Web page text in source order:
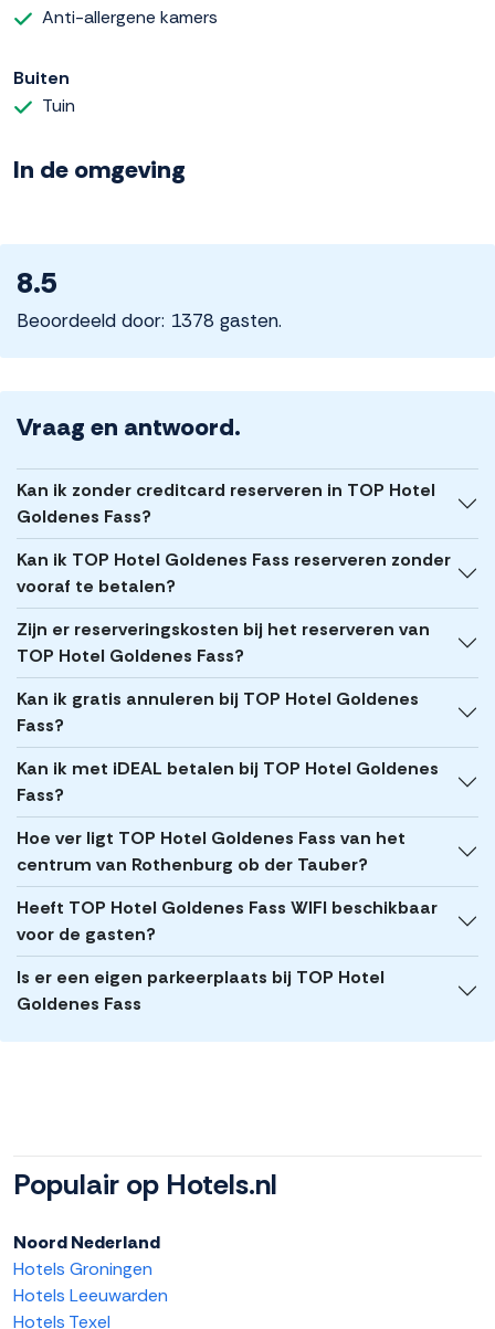
Anti-allergene kamers
Buiten
Tuin
In de omgeving
8.5
Beoordeeld door: 1378 gasten.
Vraag en antwoord.
Kan ik zonder creditcard reserveren in TOP Hotel
Goldenes Fass?
Kan ik TOP Hotel Goldenes Fass reserveren zonder
vooraf te betalen?
Zijn er reserveringskosten bij het reserveren van
TOP Hotel Goldenes Fass?
Kan ik gratis annuleren bij TOP Hotel Goldenes
Fass?
Kan ik met iDEAL betalen bij TOP Hotel Goldenes
Fass?
Hoe ver ligt TOP Hotel Goldenes Fass van het
centrum van Rothenburg ob der Tauber?
Heeft TOP Hotel Goldenes Fass WIFI beschikbaar
voor de gasten?
Is er een eigen parkeerplaats bij TOP Hotel
Goldenes Fass
Populair op Hotels.nl
Noord Nederland
Hotels Groningen
Hotels Leeuwarden
Hotels Texel